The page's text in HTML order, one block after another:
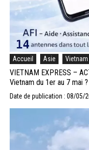
Accueil Asie Vietnam
VIETNAM EXPRESS –
Vietnam du 1er au 7 mai ?
Date de publication : 08/05/